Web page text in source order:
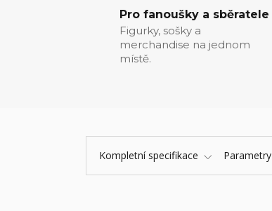
Pro fanoušky a sběratele
Figurky, sošky a
merchandise na jednom
místě.
Kompletní specifikace Parametry